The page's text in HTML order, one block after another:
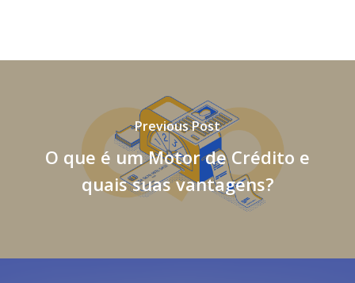
Previous Post
O que é um Motor de Crédito e
quais suas vantagens?